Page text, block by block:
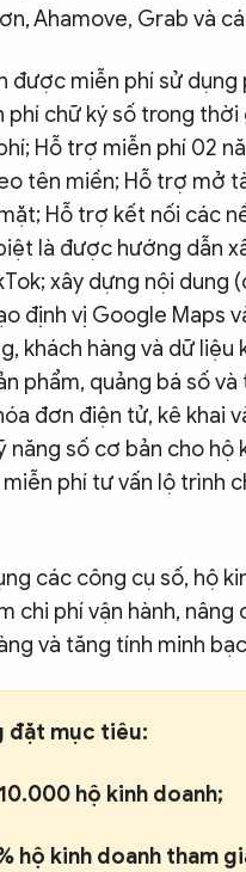
Ahamove, Grab và
được miễn phí sử
phí chữ ký số trong
Hỗ trợ miễn phí 02
tên miền; Hỗ trợ mở
Hỗ trợ kết nối các
là được hướng dẫn
xây dựng nội dung
định vị Google Maps
khách hàng và dữ
phẩm, quảng bá số
đơn điện tử, kê khai
năng số cơ bản cho
phí tư vấn lộ trình
các công cụ số, hộ
chi phí vận hành,
và tăng tính minh
đặt mục tiêu:
hộ kinh doanh;
hộ kinh doanh tham